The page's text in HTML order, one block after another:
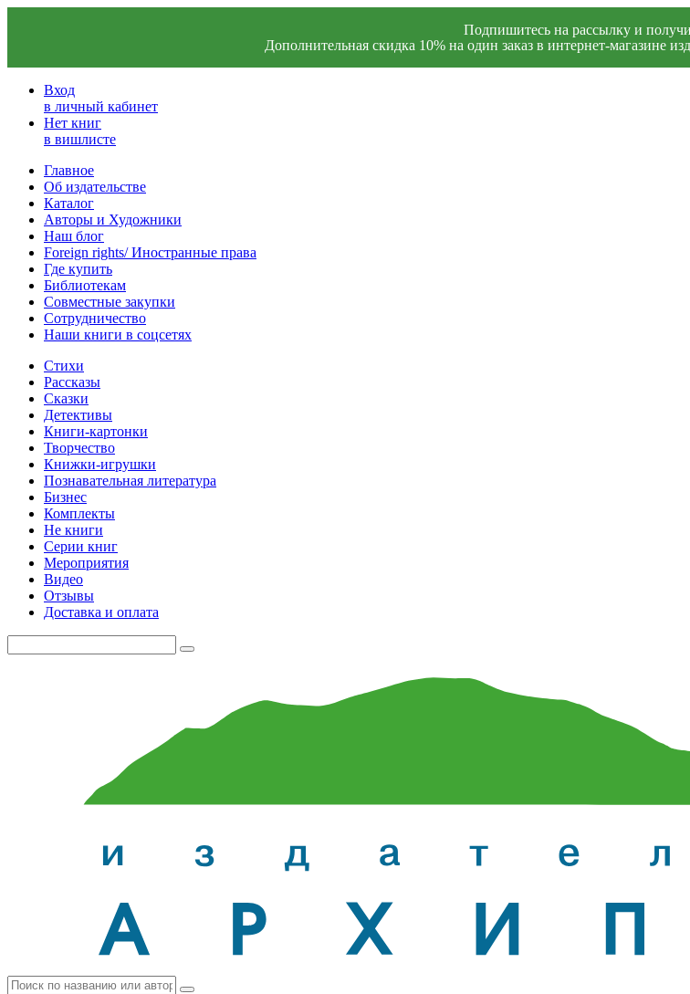
Подпишитесь на рассылку и
Дополнительная скидка 10% на один заказ в интернет-магазине
Вход
в личный кабинет
Нет книг
в вишлисте
Главное
Об издательстве
Каталог
Авторы и Художники
Наш блог
Foreign rights/ Иностранные права
Где купить
Библиотекам
Совместные закупки
Сотрудничество
Наши книги в соцсетях
Стихи
Рассказы
Сказки
Детективы
Книги-картонки
Творчество
Книжки-игрушки
Познавательная литература
Бизнес
Комплекты
Не книги
Серии книг
Мероприятия
Видео
Отзывы
Доставка и оплата